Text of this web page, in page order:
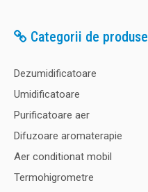
Categorii de produse
Dezumidificatoare
Umidificatoare
Purificatoare aer
Difuzoare aromaterapie
Aer conditionat mobil
Termohigrometre